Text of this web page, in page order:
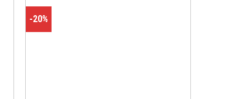
-20%